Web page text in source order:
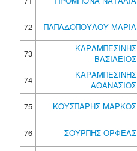
72
ΠΑΠΑΔΟΠΟΥΛΟΥ ΜΑΡΙΑ
73
ΚΑΡΑΜΠΕΣΙΝΗΣ
ΒΑΣΙΛΕΙΟΣ
74
ΚΑΡΑΜΠΕΣΙΝΗΣ
ΑΘΑΝΑΣΙΟΣ
75
ΚΟΥΣΠΑΡΗΣ ΜΑΡΚΟΣ
76
ΣΟΥΡΠΗΣ ΟΡΦΕΑΣ